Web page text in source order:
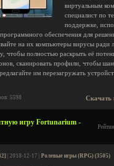
виртуальным
специалист по
поддержке,
обеспечения для
на их компьютеры вирусы ради
чтобы полностью раскрыть её
сканировать профили, чтобы
им перезагружать
Скачать
5598
игру Fortunarium -
| 2018-12-17 | Ролевые игры (RPG) (3505)